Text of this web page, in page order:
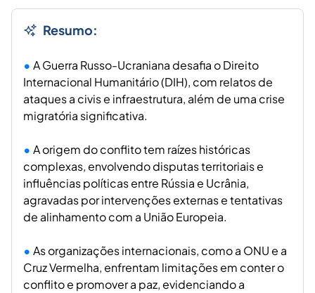
Resumo:
A Guerra Russo-Ucraniana desafia o Direito
Internacional Humanitário (DIH), com relatos de
ataques a civis e infraestrutura, além de uma crise
migratória significativa.
A origem do conflito tem raízes históricas
complexas, envolvendo disputas territoriais e
influências políticas entre Rússia e Ucrânia,
agravadas por intervenções externas e tentativas
de alinhamento com a União Europeia.
As organizações internacionais, como a ONU e a
Cruz Vermelha, enfrentam limitações em conter o
conflito e promover a paz, evidenciando a